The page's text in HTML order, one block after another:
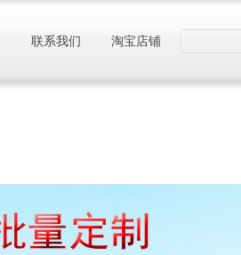
联系我们 淘宝店铺